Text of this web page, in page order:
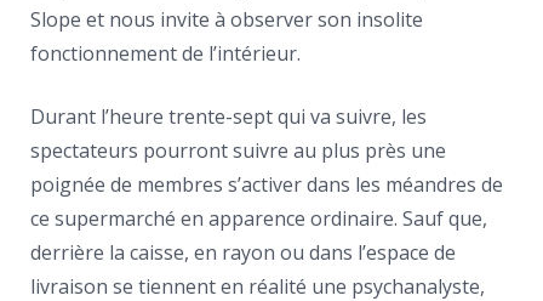
Slope et nous invite à observer son insolite
fonctionnement de l’intérieur.
Durant l’heure trente-sept qui va suivre, les
spectateurs pourront suivre au plus près une
poignée de membres s’activer dans les méandres de
ce supermarché en apparence ordinaire. Sauf que,
derrière la caisse, en rayon ou dans l’espace de
livraison se tiennent en réalité une psychanalyste,